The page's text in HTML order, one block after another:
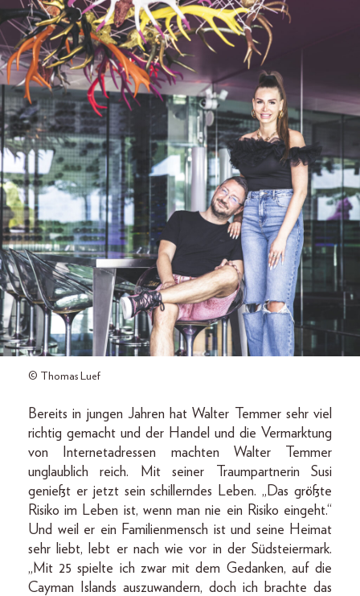
© Thomas Luef
Bereits in jungen Jahren hat Walter Temmer sehr viel
richtig gemacht und der Handel und die Vermarktung
von Internetadressen machten Walter Temmer
unglaublich reich. Mit seiner Traumpartnerin Susi
genießt er jetzt sein schillerndes Leben. „Das größte
Risiko im Leben ist, wenn man nie ein Risiko eingeht.“
Und weil er ein Familienmensch ist und seine Heimat
sehr liebt, lebt er nach wie vor in der Südsteiermark.
„Mit 25 spielte ich zwar mit dem Gedanken, auf die
Cayman Islands auszuwandern, doch ich brachte das